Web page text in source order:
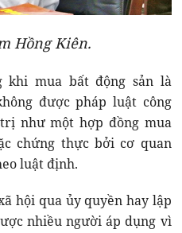
Hồng Kiên.
khi mua bất động sản là
được pháp luật công
như một hợp đồng mua
chứng thực bởi cơ quan
luật định.
hội qua ủy quyền hay lập
nhiều người áp dụng vì